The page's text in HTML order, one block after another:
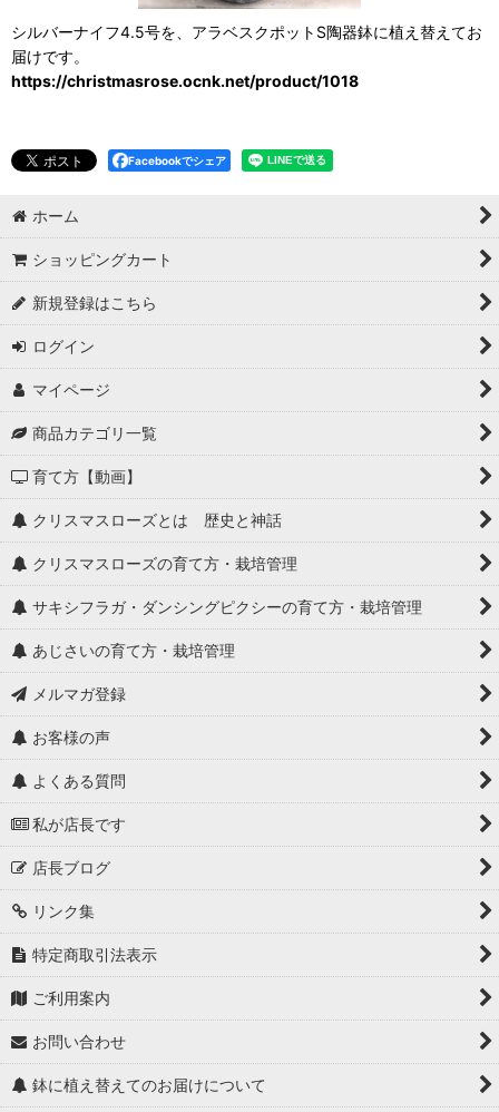
シルバーナイフ4.5号を、アラベスクポットS陶器鉢に植え替えてお
届けです。
https://christmasrose.ocnk.net/product/1018
Facebookでシェア
ホーム
ショッピングカート
新規登録はこちら
ログイン
マイページ
商品カテゴリ一覧
育て方【動画】
クリスマスローズとは 歴史と神話
クリスマスローズの育て方・栽培管理
サキシフラガ・ダンシングピクシーの育て方・栽培管理
あじさいの育て方・栽培管理
メルマガ登録
お客様の声
よくある質問
私が店長です
店長ブログ
リンク集
特定商取引法表示
ご利用案内
お問い合わせ
鉢に植え替えてのお届けについて